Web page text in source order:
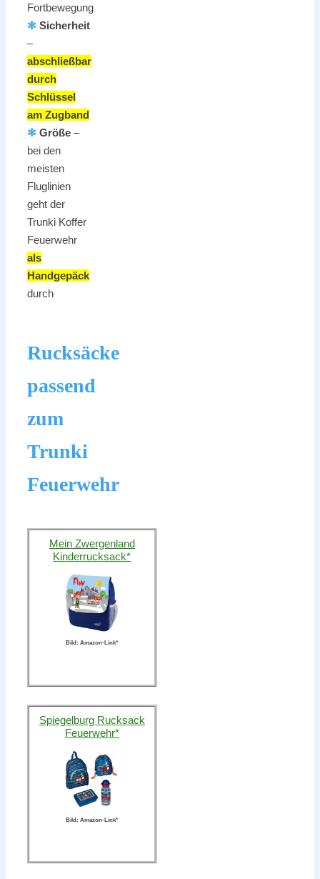
Fortbewegung
✻ Sicherheit
–
abschließbar
durch
Schlüssel
am Zugband
✻ Größe –
bei den
meisten
Fluglinien
geht der
Trunki Koffer
Feuerwehr
als
Handgepäck
durch
Rucksäcke
passend
zum
Trunki
Feuerwehr
Mein Zwergenland
Kinderrucksack*
Bild: Amazon-Link*
Spiegelburg Rucksack
Feuerwehr*
Bild: Amazon-Link*